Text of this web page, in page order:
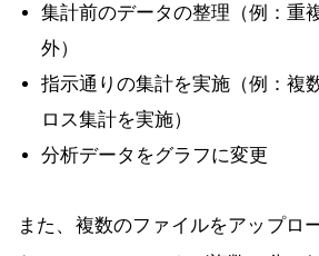
集計前のデータの整理（例：重
外）
指示通りの集計を実施（例：複
ロス集計を実施）
分析データをグラフに変更
また、複数のファイルをアップロ